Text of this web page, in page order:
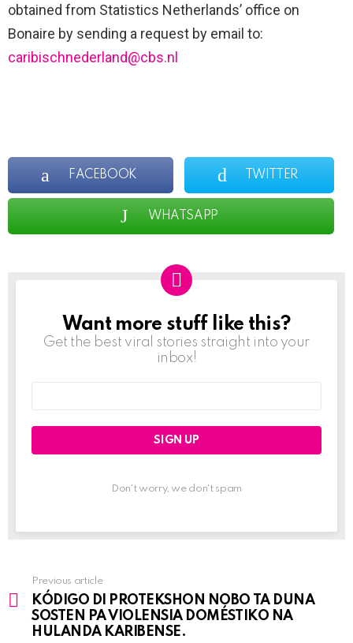
obtained from Statistics Netherlands’ office on
Bonaire by sending a request by email to:
caribischnederland@cbs.nl
FACEBOOK TWITTER
WHATSAPP
NEWSLETTER
Want more stuff like this?
Get the best viral stories straight into your
inbox!
Don't worry, we don't spam
See
more
Previous article
KÓDIGO DI PROTEKSHON NOBO TA DUNA
SOSTEN PA VIOLENSIA DOMÉSTIKO NA
HULANDA KARIBENSE.